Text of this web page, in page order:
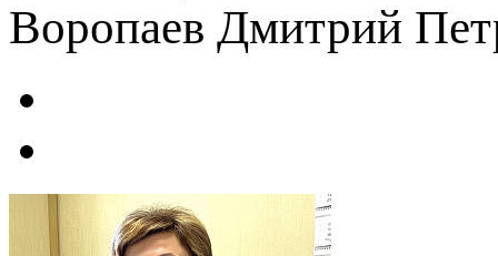
Воропаев Дмитрий